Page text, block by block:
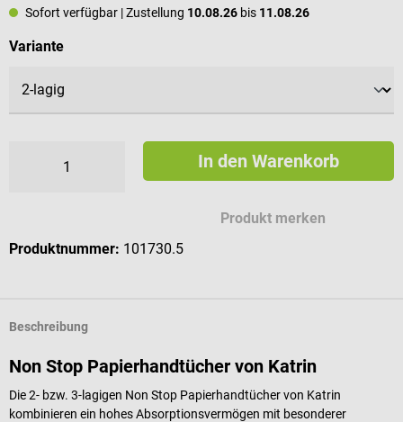
Sofort verfügbar | Zustellung 10.08.26 bis 11.08.26
Varianteauswählen
In den Warenkorb
Produkt merken
Produktnummer: 101730.5
Beschreibung
Non Stop Papierhandtücher von Katrin
Die 2- bzw. 3-lagigen Non Stop Papierhandtücher von Katrin
kombinieren ein hohes Absorptionsvermögen mit besonderer